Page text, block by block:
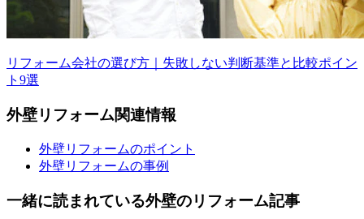
リフォーム会社の選び方｜失敗しない判断基準と比較ポイン
ト9選
外壁リフォーム関連情報
外壁リフォームのポイント
外壁リフォームの事例
一緒に読まれている外壁のリフォーム記事